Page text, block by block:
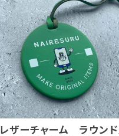
レザーチャーム ラウン